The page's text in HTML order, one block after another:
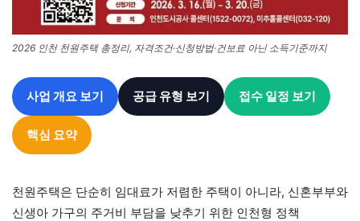
2026 인천 천원주택 총정리, 자격조건·신청방법·건보료 아닌 소득기준까지
사업 개요 보기 공급 유형 보기 접수 일정 보기
핵심 요약
천원주택은 단순히 임대료가 저렴한 주택이 아니라, 신혼부부와
신생아 가구의 주거비 부담을 낮추기 위한 인천형 정책